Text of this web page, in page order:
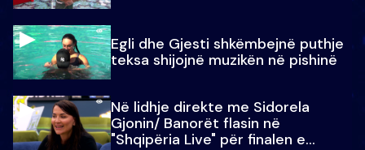
Egli dhe Gjesti shkëmbejnë puthje
teksa shijojnë muzikën në pishinë
Në lidhje direkte me Sidorela
Gjonin/ Banorët flasin në
"Shqipëria Live" për finalen e